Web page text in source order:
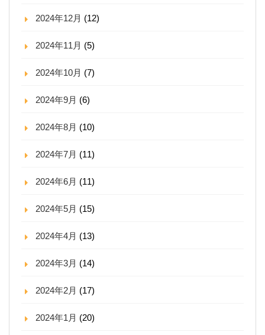
2024年12月 (12)
2024年11月 (5)
2024年10月 (7)
2024年9月 (6)
2024年8月 (10)
2024年7月 (11)
2024年6月 (11)
2024年5月 (15)
2024年4月 (13)
2024年3月 (14)
2024年2月 (17)
2024年1月 (20)